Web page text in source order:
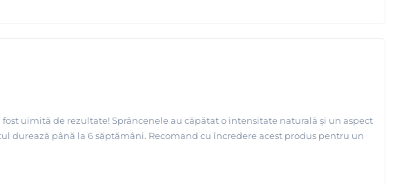
uimită de rezultate! Sprâncenele au căpătat o intensitate naturală și un aspect
până la 6 săptămâni. Recomand cu încredere acest produs pentru un